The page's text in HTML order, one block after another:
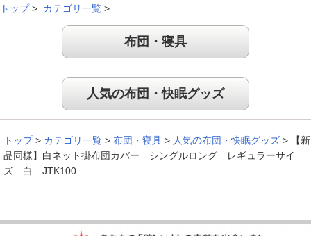
トップ> カテゴリ一覧 >
布団・寝具
人気の布団・快眠グッズ
トップ > カテゴリ一覧 > 布団・寝具 > 人気の布団・快眠グッズ >
【新
品同様】白ネット掛布団カバー シングルロング レギュラーサイ
ズ 白 JTK100